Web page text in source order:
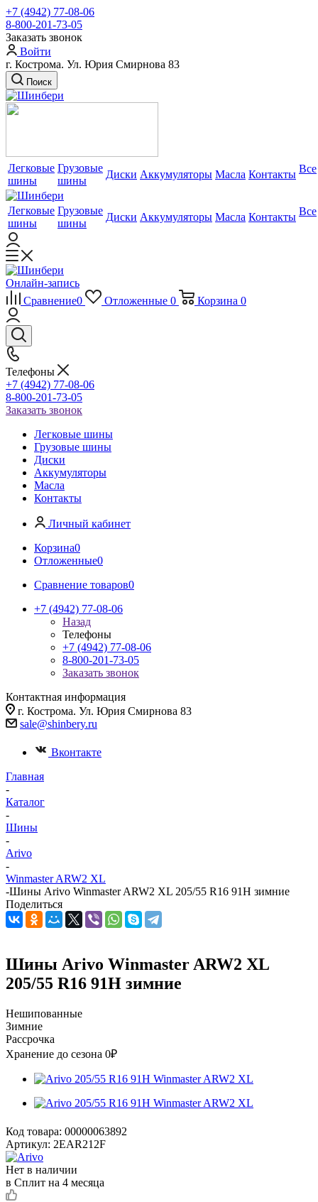
+7 (4942) 77-08-06
8-800-201-73-05
Заказать звонок
Войти
г. Кострома. Ул. Юрия Смирнова 83
Поиск
Легковые
шины
Грузовые
шины
Диски Аккумуляторы Масла Контакты Все
Легковые
шины
Грузовые
шины
Диски Аккумуляторы Масла Контакты Все
Онлайн-запись
Сравнение0 Отложенные 0 Корзина 0
Телефоны
+7 (4942) 77-08-06
8-800-201-73-05
Заказать звонок
Легковые шины
Грузовые шины
Диски
Аккумуляторы
Масла
Контакты
Личный кабинет
Корзина0
Отложенные0
Сравнение товаров0
+7 (4942) 77-08-06
Назад
Телефоны
+7 (4942) 77-08-06
8-800-201-73-05
Заказать звонок
Контактная информация
г. Кострома. Ул. Юрия Смирнова 83
sale@shinbery.ru
Вконтакте
Главная
-
Каталог
-
Шины
-
Arivo
-
Winmaster ARW2 XL
-Шины Arivo Winmaster ARW2 XL 205/55 R16 91H зимние
Поделиться
Шины Arivo Winmaster ARW2 XL
205/55 R16 91H зимние
Нешипованные
Зимние
Рассрочка
Хранение до сезона 0₽
Код товара: 00000063892
Артикул: 2EAR212F
Нет в наличии
в Сплит на 4 месяца